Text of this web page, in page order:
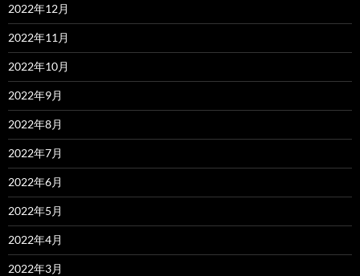
2022年12月
2022年11月
2022年10月
2022年9月
2022年8月
2022年7月
2022年6月
2022年5月
2022年4月
2022年3月